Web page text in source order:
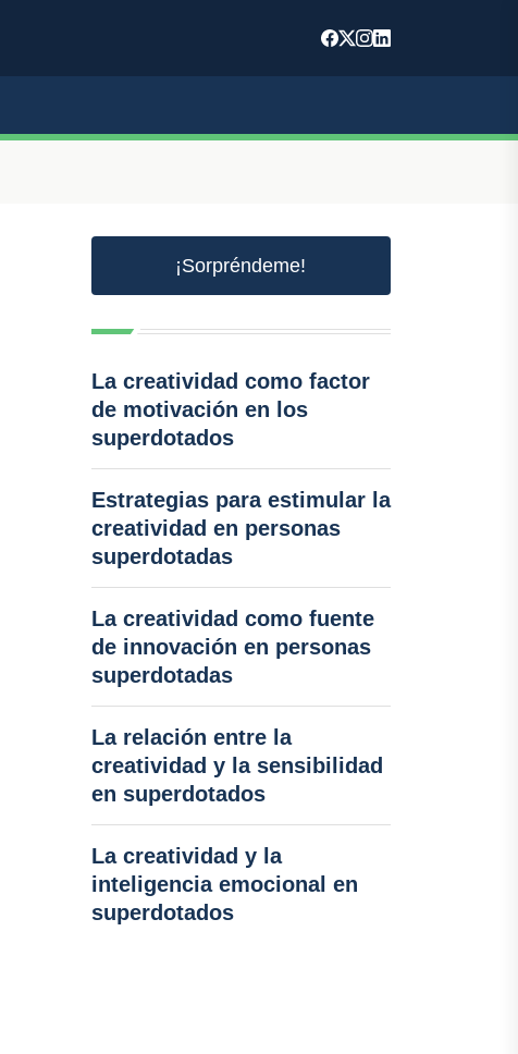
¡Sorpréndeme!
La creatividad como factor
de motivación en los
superdotados
Estrategias para estimular la
creatividad en personas
superdotadas
La creatividad como fuente
de innovación en personas
superdotadas
La relación entre la
creatividad y la sensibilidad
en superdotados
La creatividad y la
inteligencia emocional en
superdotados